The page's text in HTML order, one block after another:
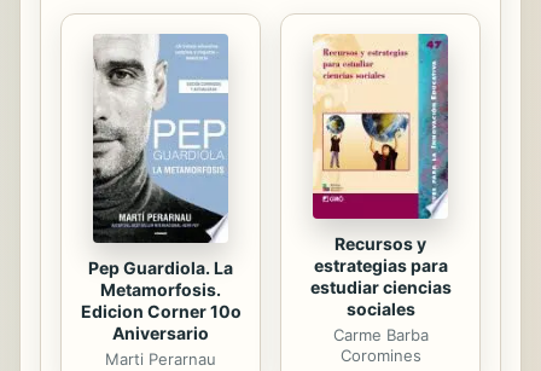
rostros enteros para dibujar
ilustraciones impecables e
impresionantes para una amplia gama
de expresiones y situaciones. Si eres
un aspirante a artista que quiere
mejorar tus habilidades y probar
cosas nuevas, o un fanático del
anime que quiere empezar a...
Pep Guardiola. La
Metamorfosis.
Edicion Corner 10o
Aniversario
Marti Perarnau
Recursos y
estrategias para
estudiar ciencias
sociales
Carme Barba
Coromines